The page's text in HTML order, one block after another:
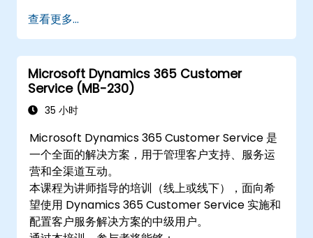
查看更多...
Microsoft Dynamics 365 Customer
Service (MB-230)
35 小时
Microsoft Dynamics 365 Customer Service 是
一个全面的解决方案，用于管理客户支持、服务运
营和全渠道互动。
本课程为讲师指导的培训（线上或线下），面向希
望使用 Dynamics 365 Customer Service 实施和
配置客户服务解决方案的中级用户。